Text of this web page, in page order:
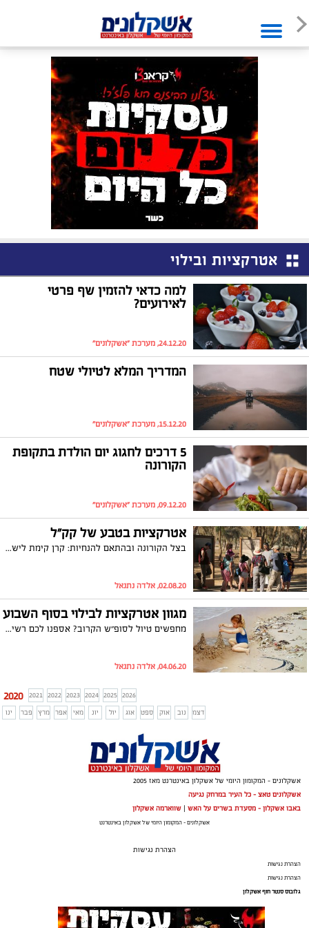
אטרקציות ובילוי
למה כדאי להזמין שף פרטי
לאירועים?
24.12.20, מערכת "אשקלונים"
המדריך המלא לטיולי שטח
15.12.20, מערכת "אשקלונים"
5 דרכים לחגוג יום הולדת בתקופת
הקורונה
09.12.20, מערכת "אשקלונים"
אטרקציות בטבע של קק"ל
בצל הקורונה ובהתאם להנחיות: קרן קימת לישראל מזמינה אתכם לחגוג את הקיץ בבטחה במגוון אירועים והפעלות במרחב הפתוח, בסימן חגיגות ה-120 שנה להקמתה. בין הפעילויות: טיולים, הפנינג, סדנאות ועוד
02.08.20, אלדה נתנאל
מגוון אטרקציות לבילוי בסוף השבוע
מחפשים טיול לסופ”ש הקרוב? אספנו לכם רשימת המלצות מעולות,שבהחלט יגרמו לכם לצאת לטייל בטבע
04.06.20, אלדה נתנאל
2020 2021 2022 2023 2024 2025 2026
ינו
פבר מרץ אפר מאי יונ יול אוג ספט אוק נוב דצמ
אשקלונים - המקומון היומי של אשקלון באינטרנט מאז 2005
אשקלונים טאצ - כל העיר במרחק נגיעה
באבו אשקלון - מסעדת בשרים על האש | שווארמה אשקלון
אשקלונים - המקומון היומי של אשקלון באינטרנט
הצהרת נגישות
הצהרת נגישות
הצהרת נגישות
גלובוס סנטר חוף אשקלון